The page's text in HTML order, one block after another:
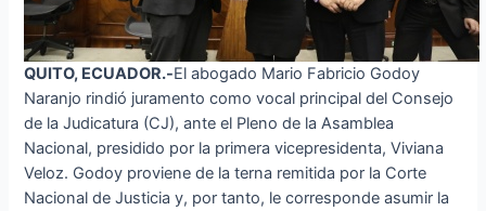
QUITO, ECUADOR.-El abogado Mario Fabricio Godoy
Naranjo rindió juramento como vocal principal del Consejo
de la Judicatura (CJ), ante el Pleno de la Asamblea
Nacional, presidido por la primera vicepresidenta, Viviana
Veloz. Godoy proviene de la terna remitida por la Corte
Nacional de Justicia y, por tanto, le corresponde asumir la